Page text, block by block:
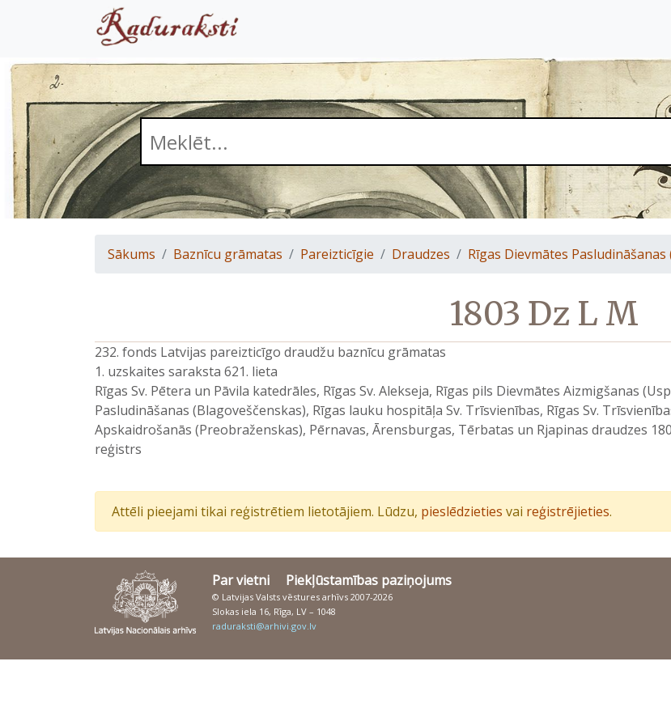
Sākums Baznīcu grāmatas Pareizticīgie Draudzes Rīgas Dievmātes
1803 Dz L M
232. fonds Latvijas pareizticīgo draudžu baznīcu grāmatas
1. uzskaites saraksta 621. lieta
Rīgas Sv. Pētera un Pāvila katedrāles, Rīgas Sv. Alekseja, Rīgas pils Dievmātes Aizmigšanas
Pasludināšanas (Blagoveščenskas), Rīgas lauku hospitāļa Sv. Trīsvienības, Rīgas Sv.
Apskaidrošanās (Preobraženskas), Pērnavas, Ārensburgas, Tērbatas un Rjapinas draudzes
reģistrs
Attēli pieejami tikai reģistrētiem lietotājiem. Lūdzu, pieslēdzieties vai reģistrējieties.
Par vietni Piekļūstamības paziņojums
© Latvijas Valsts vēstures arhīvs 2007-2026
Slokas iela 16, Rīga, LV – 1048
raduraksti@arhivi.gov.lv